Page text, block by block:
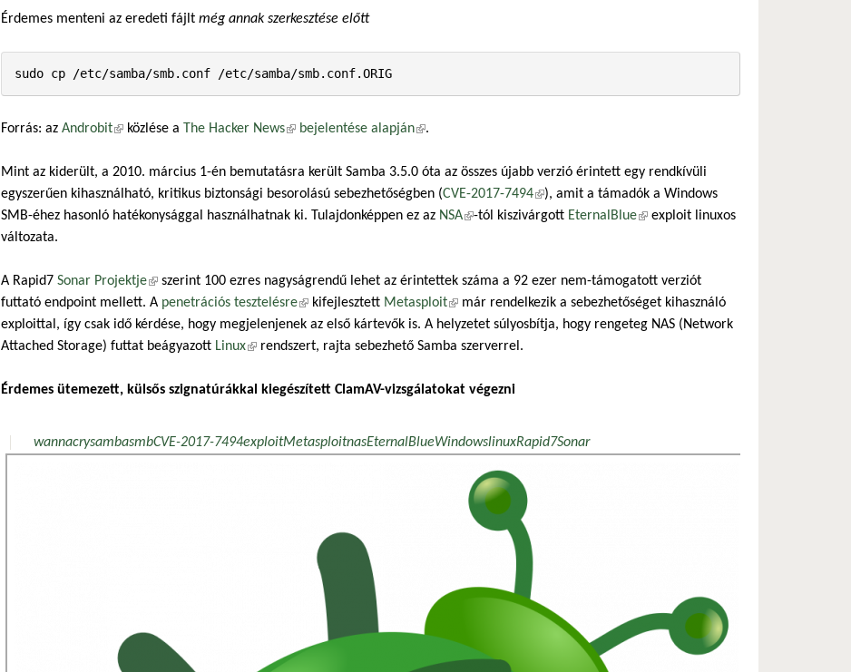
Érdemes menteni az eredeti fájlt még annak szerkesztése előtt
sudo cp /etc/samba/smb.conf /etc/samba/smb.conf.ORIG
Forrás: az Androbit(külső hivatkozás)
közlése a The Hacker News(külső hivatkozás)
bejelentése alapján(külső hivatkozás)
.
Mint az kiderült, a 2010. március 1-én bemutatásra került Samba 3.5.0 óta az összes újabb verzió érintett egy rendkívüli
egyszerűen kihasználható, kritikus biztonsági besorolású sebezhetőségben (CVE-2017-7494(külső hivatkozás)
), amit a támadók a Windows
SMB-éhez hasonló hatékonysággal használhatnak ki. Tulajdonképpen ez az NSA(külső hivatkozás)
-tól kiszivárgott EternalBlue(külső hivatkozás)
exploit linuxos
változata.
A Rapid7 Sonar Projektje(külső hivatkozás)
szerint 100 ezres nagyságrendű lehet az érintettek száma a 92 ezer nem-támogatott verziót
futtató endpoint mellett. A penetrációs tesztelésre(külső hivatkozás)
kifejlesztett Metasploit(külső hivatkozás)
már rendelkezik a sebezhetőséget kihasználó
exploittal, így csak idő kérdése, hogy megjelenjenek az első kártevők is. A helyzetet súlyosbítja, hogy rengeteg NAS (Network
Attached Storage) futtat beágyazott Linux(külső hivatkozás)
rendszert, rajta sebezhető Samba szerverrel.
Érdemes ütemezett, külsős szignatúrákkal kiegészített ClamAV-vizsgálatokat végezni
wannacrysambasmbCVE-2017-7494exploitMetasploitnasEternalBlueWindowslinuxRapid7Sonar